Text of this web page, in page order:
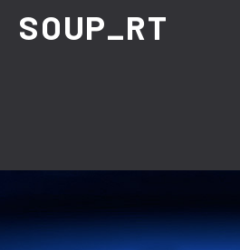
SOUP_RT